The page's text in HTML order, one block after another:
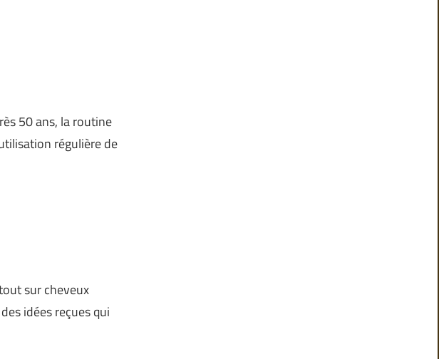
50 ans, la routine
régulière de
sur cheveux
idées reçues qui